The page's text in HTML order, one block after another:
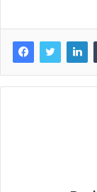
c
e
b
o
itt
er